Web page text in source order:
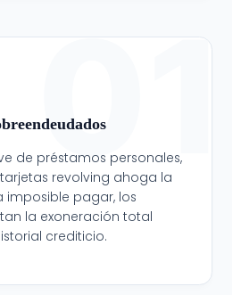
01
de préstamos personales,
revolving ahoga la
imposible pagar, los
la exoneración total
crediticio.